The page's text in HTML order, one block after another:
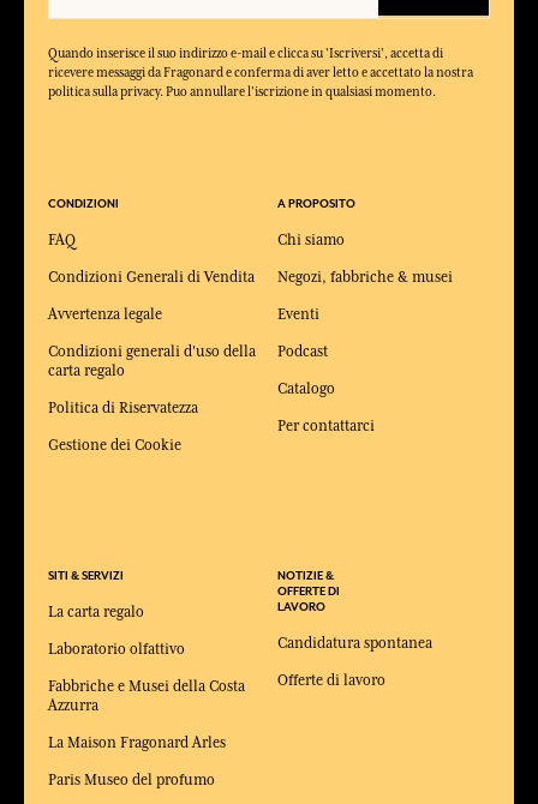
Quando inserisce il suo indirizzo e-mail e clicca su 'Iscriversi', accetta di
ricevere messaggi da Fragonard e conferma di aver letto e accettato la nostra
politica sulla privacy. Puo annullare l'iscrizione in qualsiasi momento.
CONDIZIONI
FAQ
Condizioni Generali di Vendita
Avvertenza legale
Condizioni generali d'uso della
carta regalo
Politica di Riservatezza
Gestione dei Cookie
SITI & SERVIZI
La carta regalo
Laboratorio olfattivo
Fabbriche e Musei della Costa
Azzurra
La Maison Fragonard Arles
Paris Museo del profumo
A PROPOSITO
Chi siamo
Negozi, fabbriche & musei
Eventi
Podcast
Catalogo
Per contattarci
NOTIZIE &
OFFERTE DI
LAVORO
Candidatura spontanea
Offerte di lavoro